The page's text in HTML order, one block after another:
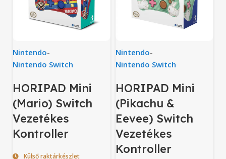
Nintendo-
Nintendo Switch
HORIPAD Mini
(Mario) Switch
Vezetékes
Kontroller
Külső raktárkészlet
Nintendo-
Nintendo Switch
HORIPAD Mini
(Pikachu &
Eevee) Switch
Vezetékes
Kontroller